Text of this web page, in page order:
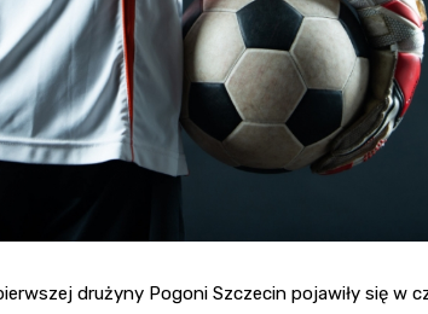
drużyny Pogoni Szczecin pojawiły się w